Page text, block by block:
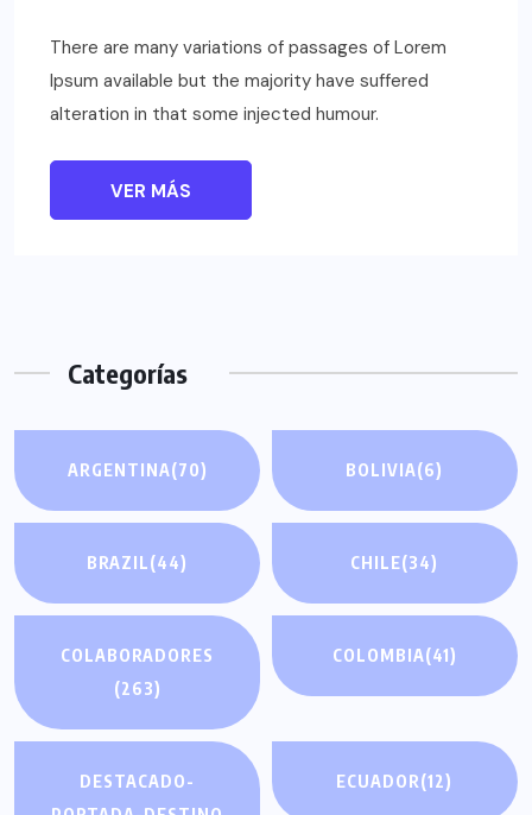
There are many variations of passages of Lorem
Ipsum available but the majority have suffered
alteration in that some injected humour.
VER MÁS
Categorías
ARGENTINA(70) BOLIVIA(6)
BRAZIL(44) CHILE(34)
COLABORADORES
(263)
COLOMBIA(41)
DESTACADO-
ECUADOR(12)